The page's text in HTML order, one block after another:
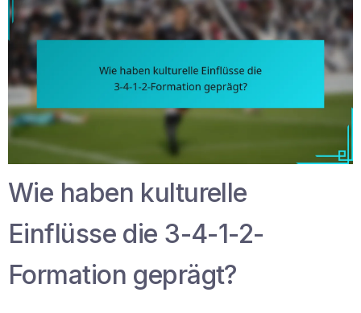
Wie haben kulturelle
Einflüsse die 3-4-1-2-
Formation geprägt?